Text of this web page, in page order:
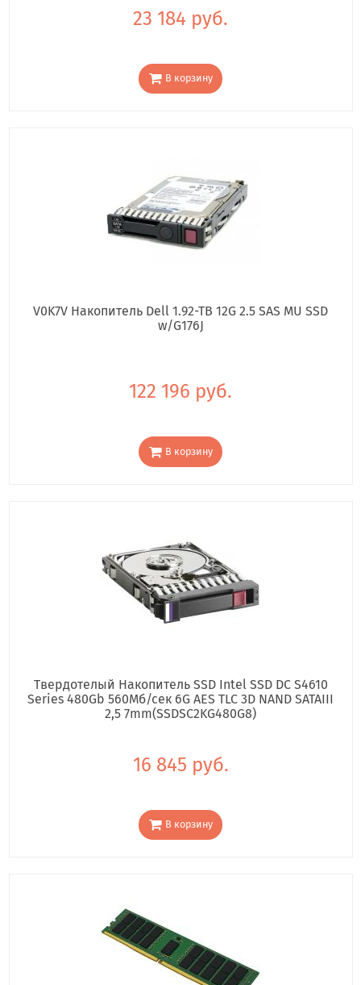
23 184 руб.
В корзину
V0K7V Накопитель Dell 1.92-TB 12G 2.5 SAS MU SSD
w/G176J
122 196 руб.
В корзину
Твердотелый Накопитель SSD Intel SSD DC S4610
Series 480Gb 560Мб/сек 6G AES TLC 3D NAND SATAIII
2,5 7mm(SSDSC2KG480G8)
16 845 руб.
В корзину